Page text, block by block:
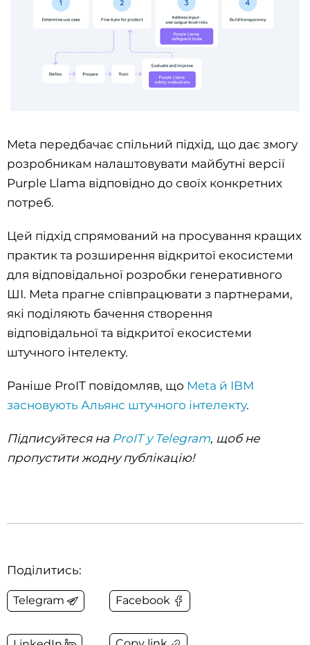
Meta передбачає спільний підхід, що дає змогу
розробникам налаштовувати майбутні версії
Purple Llama відповідно до своїх конкретних
потреб.
Цей підхід спрямований на просування кращих
практик та розширення відкритої екосистеми
для відповідальної розробки генеративного
ШІ. Meta прагне співпрацювати з партнерами,
які поділяють бачення створення
відповідальної та відкритої екосистеми
штучного інтелекту.
Раніше ProIT повідомляв, що Meta й IBM
засновують Альянс штучного інтелекту.
Підписуйтеся на ProIT у Telegram, щоб не
пропустити жодну публікацію!‌‌‌‌
Поділитись:
Telegram Facebook